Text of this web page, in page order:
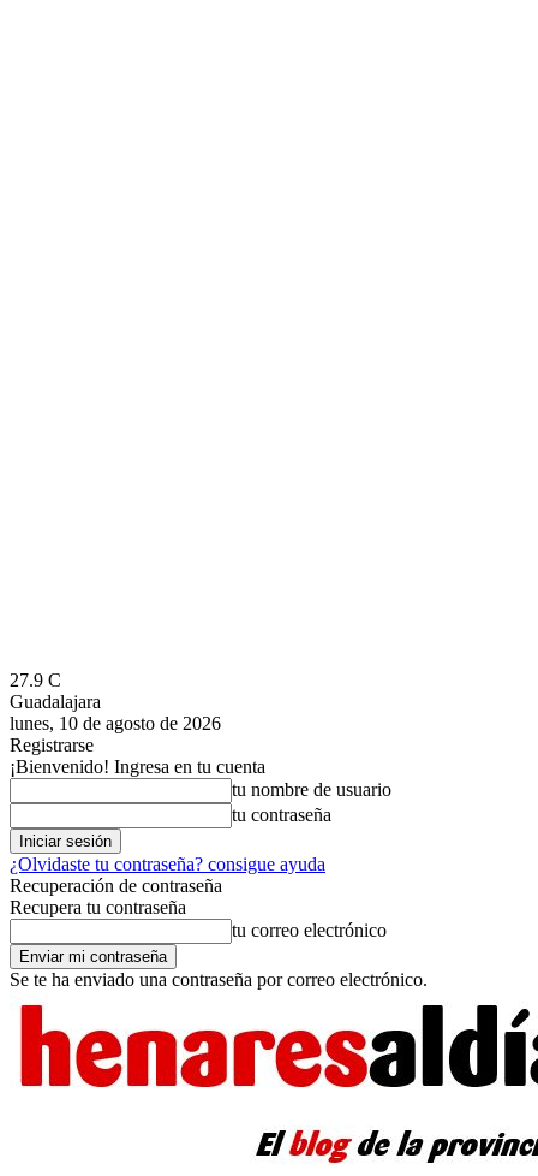
27.9 C
Guadalajara
lunes, 10 de agosto de 2026
Registrarse
¡Bienvenido! Ingresa en tu cuenta
tu nombre de usuario
tu contraseña
¿Olvidaste tu contraseña? consigue ayuda
Recuperación de contraseña
Recupera tu contraseña
tu correo electrónico
Se te ha enviado una contraseña por correo electrónico.